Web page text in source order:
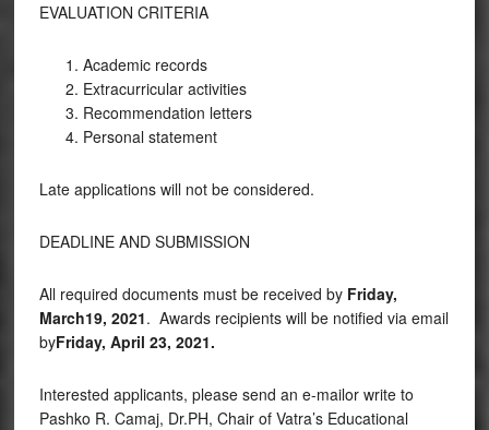
EVALUATION CRITERIA
Academic records
Extracurricular activities
Recommendation letters
Personal statement
Late applications will not be considered.
DEADLINE AND SUBMISSION
All required documents must be received by Friday,
March19, 2021. Awards recipients will be notified via email
byFriday, April 23, 2021.
Interested applicants, please send an e-mailor write to
Pashko R. Camaj, Dr.PH, Chair of Vatra’s Educational